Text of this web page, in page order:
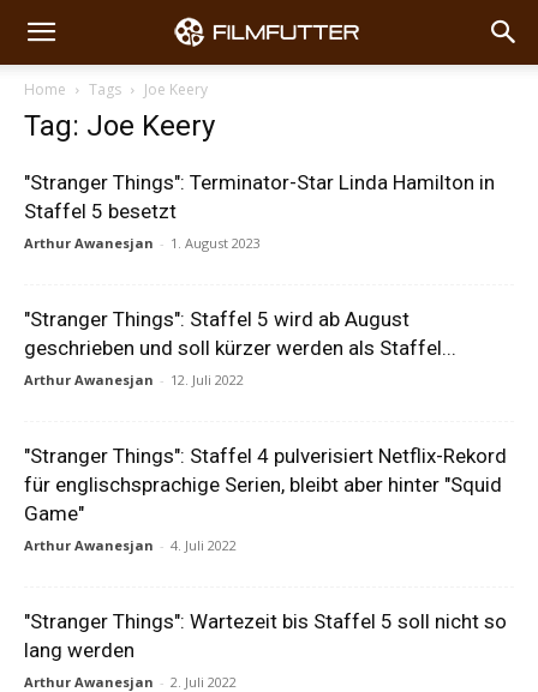
Home Tags Joe Keery
Tag: Joe Keery
"Stranger Things": Terminator-Star Linda Hamilton in
Staffel 5 besetzt
Arthur Awanesjan - 1. August 2023
"Stranger Things": Staffel 5 wird ab August
geschrieben und soll kürzer werden als Staffel...
Arthur Awanesjan - 12. Juli 2022
"Stranger Things": Staffel 4 pulverisiert Netflix-Rekord
für englischsprachige Serien, bleibt aber hinter "Squid
Game"
Arthur Awanesjan - 4. Juli 2022
"Stranger Things": Wartezeit bis Staffel 5 soll nicht so
lang werden
Arthur Awanesjan - 2. Juli 2022